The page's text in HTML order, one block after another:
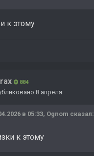
к этому
884
8 апреля
в 05:33, Ognom сказал:
к этому